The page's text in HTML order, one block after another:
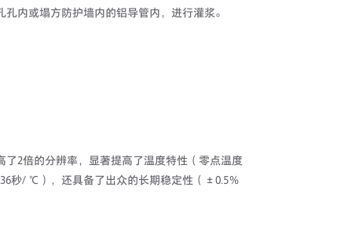
内或塌方防护墙内的铝导管内，进行灌浆。
了2倍的分辨率，显著提高了温度特性（零点温度
秒/ ℃），还具备了出众的长期稳定性（±0.5％